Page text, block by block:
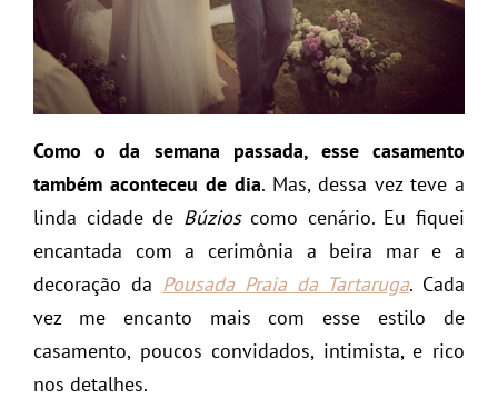
Como o da semana passada, esse casamento
também aconteceu de dia. Mas, dessa vez teve a
linda cidade de Búzioscomo cenário. Eu fiquei
encantada com a cerimônia a beira mar e a
decoração da Pousada Praia da Tartaruga. Cada
vez me encanto mais com esse estilo de
casamento, poucos convidados, intimista, e rico
nos detalhes.